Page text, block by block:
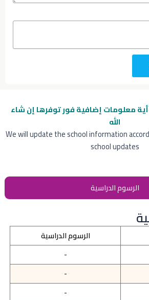
معلومات إضافيةفور توفرها إن شاء
الله
We will update the school information
school updates
الرسوم الدراسية
الرسوم الدراسية
-
-
-